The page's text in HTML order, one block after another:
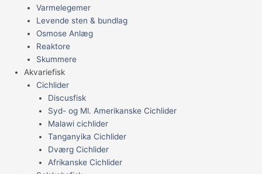
Varmelegemer
Levende sten & bundlag
Osmose Anlæg
Reaktore
Skummere
Akvariefisk
Cichlider
Discusfisk
Syd- og Ml. Amerikanske Cichlider
Malawi cichlider
Tanganyika Cichlider
Dværg Cichlider
Afrikanske Cichlider